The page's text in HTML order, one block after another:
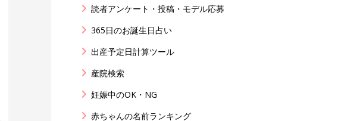
読者アンケート・投稿・モデル応募
365日のお誕生日占い
出産予定日計算ツール
産院検索
妊娠中のOK・NG
赤ちゃんの名前ランキング